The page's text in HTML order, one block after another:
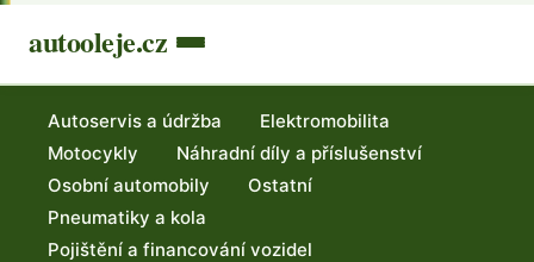
autooleje.cz
Autoservis a údržba
Elektromobilita
Motocykly
Náhradní díly a příslušenství
Osobní automobily
Ostatní
Pneumatiky a kola
Pojištění a financování vozidel